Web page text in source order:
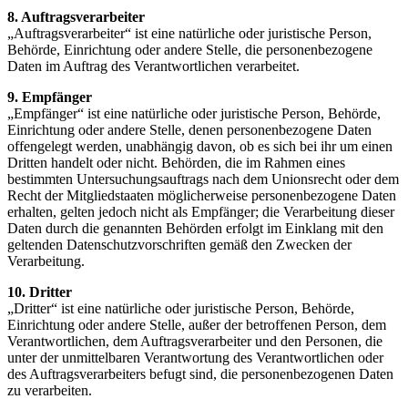
8. Auftragsverarbeiter
„Auftragsverarbeiter“ ist eine natürliche oder juristische Person,
Behörde, Einrichtung oder andere Stelle, die personenbezogene
Daten im Auftrag des Verantwortlichen verarbeitet.
9. Empfänger
„Empfänger“ ist eine natürliche oder juristische Person, Behörde,
Einrichtung oder andere Stelle, denen personenbezogene Daten
offengelegt werden, unabhängig davon, ob es sich bei ihr um einen
Dritten handelt oder nicht. Behörden, die im Rahmen eines
bestimmten Untersuchungsauftrags nach dem Unionsrecht oder dem
Recht der Mitgliedstaaten möglicherweise personenbezogene Daten
erhalten, gelten jedoch nicht als Empfänger; die Verarbeitung dieser
Daten durch die genannten Behörden erfolgt im Einklang mit den
geltenden Datenschutzvorschriften gemäß den Zwecken der
Verarbeitung.
10. Dritter
„Dritter“ ist eine natürliche oder juristische Person, Behörde,
Einrichtung oder andere Stelle, außer der betroffenen Person, dem
Verantwortlichen, dem Auftragsverarbeiter und den Personen, die
unter der unmittelbaren Verantwortung des Verantwortlichen oder
des Auftragsverarbeiters befugt sind, die personenbezogenen Daten
zu verarbeiten.